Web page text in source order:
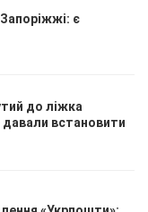
є
до ліжка
давали встановити